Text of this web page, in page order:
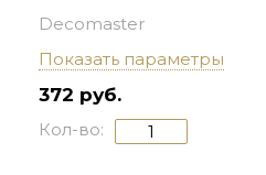
Decomaster
Показать параметры
372 руб.
Кол-во: